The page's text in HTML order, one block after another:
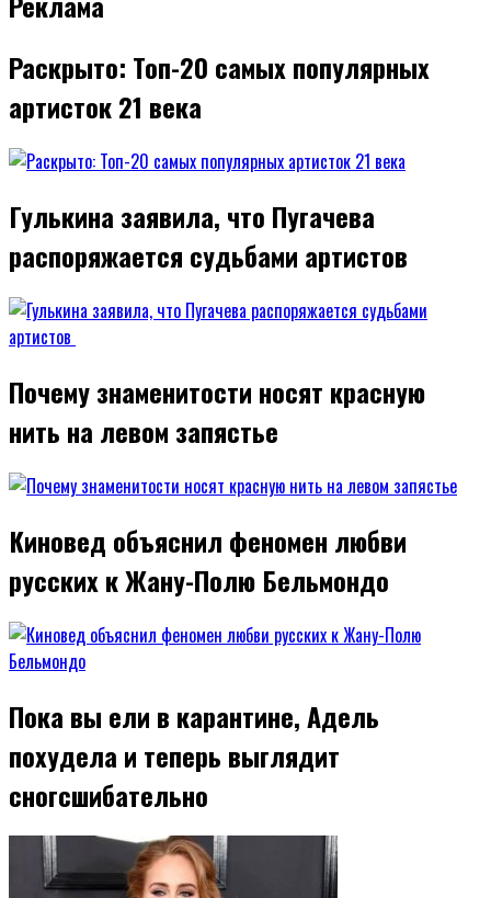
Раскрыто: Топ-20 самых популярных
артисток 21 века
Гулькина заявила, что Пугачева
распоряжается судьбами артистов
Почему знаменитости носят красную
нить на левом запястье
Киновед объяснил феномен любви
русских к Жану-Полю Бельмондо
Пока вы ели в карантине, Адель
похудела и теперь выглядит
сногсшибательно